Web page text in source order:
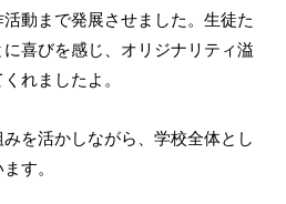
動まで発展させました。生徒た
喜びを感じ、オリジナリティ溢
れましたよ。
を活かしながら、学校全体とし
す。